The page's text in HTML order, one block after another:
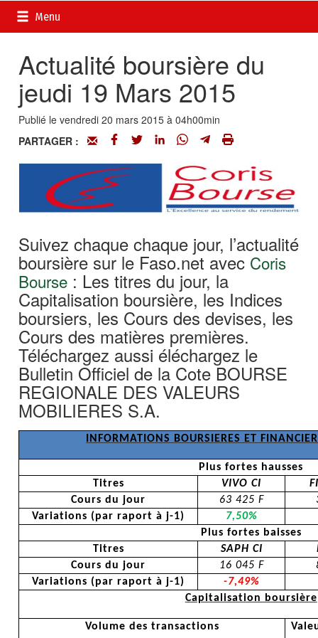
Menu
Accueil>
Actualité boursière du
jeudi 19 Mars 2015
Publié le vendredi 20 mars 2015 à 04h00min
PARTAGER :
Suivez chaque chaque jour, l’actualité
boursière sur le Faso.net avec Coris
Bourse : Les titres du jour, la
Capitalisation boursière, les Indices
boursiers, les Cours des devises, les
Cours des matières premières.
Téléchargez aussi éléchargez le
Bulletin Officiel de la Cote BOURSE
REGIONALE DES VALEURS
MOBILIERES S.A.
INFORMATIONS BOURSIERES ET
Plus fortes hausses
Titres
VIVO CI
Cours du jour
63 425 F
Variations (parraport à j-1)
7,50%
Plus fortes baisses
Titres
SAPH CI
Cours du jour
16 045 F
Variations (parraport à j-1)
-7,49%
Capitalisation boursière
Volume des transactions